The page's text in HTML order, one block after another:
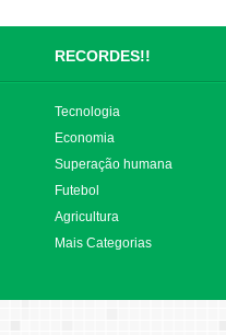
RECORDES!!
Tecnologia
Economia
Superação humana
Futebol
Agricultura
Mais Categorias